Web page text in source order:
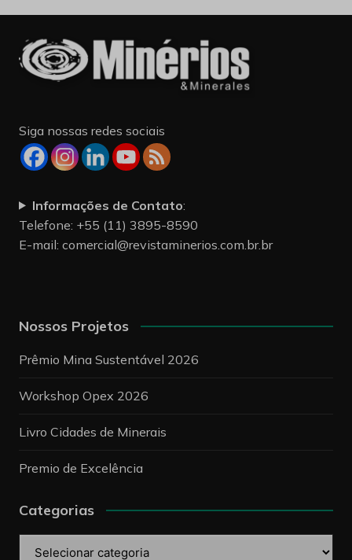
Siga nossas redes sociais
Informações de Contato:
Telefone: +55 (11) 3895-8590
E-mail: comercial@revistaminerios.com.br.br
Nossos Projetos
Prêmio Mina Sustentável 2026
Workshop Opex 2026
Livro Cidades de Minerais
Premio de Excelência
Categorias